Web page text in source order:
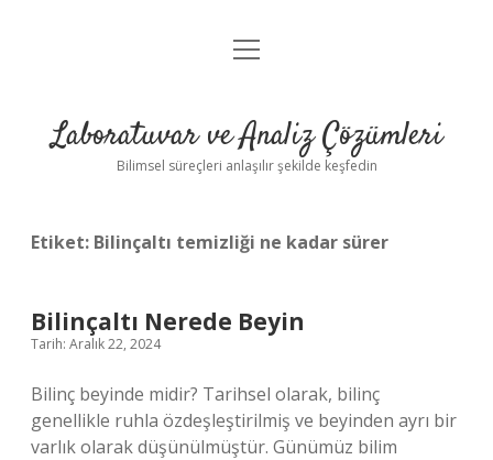
Anasayfa
Yasal Uyarı
menüyü
Laboratuvar ve Analiz Çözümleri
Bilimsel süreçleri anlaşılır şekilde keşfedin
Etiket: Bilinçaltı temizliği ne kadar sürer
Bilinçaltı Nerede Beyin
Tarih: Aralık 22, 2024
Bilinç beyinde midir? Tarihsel olarak, bilinç
genellikle ruhla özdeşleştirilmiş ve beyinden ayrı bir
varlık olarak düşünülmüştür. Günümüz bilim